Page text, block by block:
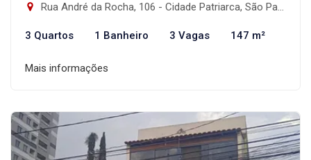
Rua André da Rocha, 106 - Cidade Patriarca, São Paulo-SP
3 Quartos 1 Banheiro 3 Vagas 147 m²
Mais informações